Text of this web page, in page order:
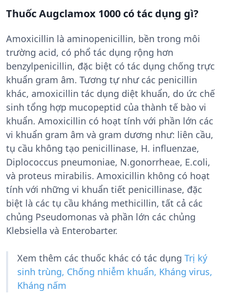
Thuốc Augclamox 1000 có tác dụng gì?
Amoxicillin là aminopenicillin, bền trong môi
trường acid, có phổ tác dụng rộng hơn
benzylpenicillin, đặc biệt có tác dụng chống trực
khuẩn gram âm. Tương tự như các penicillin
khác, amoxicillin tác dụng diệt khuẩn, do ức chế
sinh tổng hợp mucopeptid của thành tế bào vi
khuẩn. Amoxicillin có hoạt tính với phần lớn các
vi khuẩn gram âm và gram dương như: liên cầu,
tụ cầu không tạo penicillinase, H. influenzae,
Diplococcus pneumoniae, N.gonorrheae, E.coli,
và proteus mirabilis. Amoxicillin không có hoạt
tính với những vi khuẩn tiết penicillinase, đặc
biệt là các tụ cầu kháng methicillin, tất cả các
chủng Pseudomonas và phần lớn các chủng
Klebsiella và Enterobarter.
Xem thêm các thuốc khác có tác dụng Trị ký
sinh trùng, Chống nhiễm khuẩn, Kháng virus,
Kháng nấm